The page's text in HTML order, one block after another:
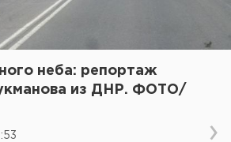
неба: репортаж
из ДНР. ФОТО/